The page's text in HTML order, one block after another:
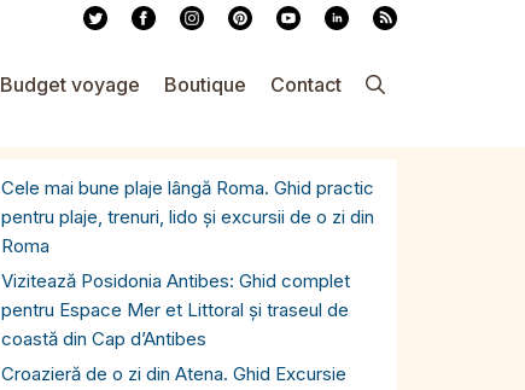
Budget voyage Boutique Contact
Cele mai bune plaje lângă Roma. Ghid practic
pentru plaje, trenuri, lido și excursii de o zi din
Roma
Vizitează Posidonia Antibes: Ghid complet
pentru Espace Mer et Littoral și traseul de
coastă din Cap d’Antibes
Croazieră de o zi din Atena. Ghid Excursie